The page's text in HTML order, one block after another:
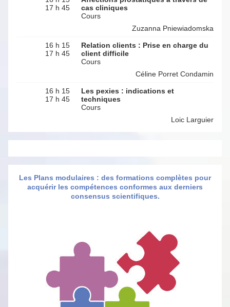
17 h 45
cas cliniques
Cours
Zuzanna Pniewiadomska
16 h 15
17 h 45
Relation clients : Prise en charge du
client difficile
Cours
Céline Porret Condamin
16 h 15
17 h 45
Les pexies : indications et
techniques
Cours
Loic Larguier
Les Plans modulaires : des formations complètes pour
acquérir les compétences conformes aux derniers
consensus scientifiques.